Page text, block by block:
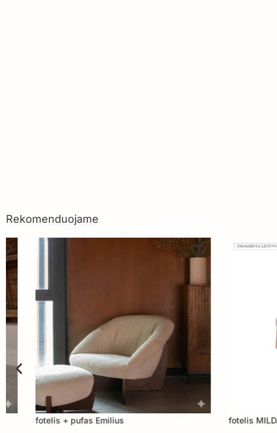
Rekomenduojame
fotelis + pufas Emilius fotelis MILDA